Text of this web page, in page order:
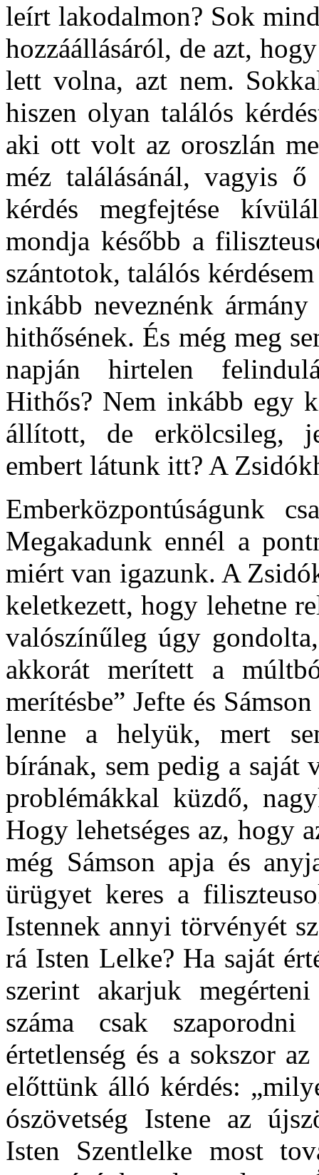
leírt lakodalmon? Sok
hozzáállásáról, de azt,
lett volna, azt nem.
hiszen olyan találós
aki ott volt az oroszlán
méz találásánál, vagyis
kérdés megfejtése
mondja később a
szántotok, találós
inkább neveznénk
hithősének. És még meg
napján hirtelen
Hithős? Nem inkább egy
állított, de erkölcsileg,
embert látunk itt? A
Emberközpontúságunk
Megakadunk ennél a
miért van igazunk. A
keletkezett, hogy lehetne
valószínűleg úgy
akkorát merített a
merítésbe” Jefte és
lenne a helyük, mert
bírának, sem pedig a saját
problémákkal küzdő,
Hogy lehetséges az, hogy
még Sámson apja és
ürügyet keres a
Istennek annyi törvényét
rá Isten Lelke? Ha saját
szerint akarjuk
száma csak
értetlenség és a sokszor
előttünk álló kérdés:
ószövetség Istene az
Isten Szentlelke most